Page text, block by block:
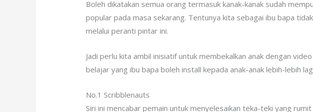
Boleh dikatakan semua orang termasuk kanak-kanak sudah
popular pada masa sekarang. Tentunya kita sebagai ibu bapa
melalui peranti pintar ini.
Jadi perlu kita ambil inisiatif untuk membekalkan anak dengan
belajar yang ibu bapa boleh install kepada anak-anak lebih-lebih
No.1 Scribblenauts
Siri ini mencabar pemain untuk menyelesaikan teka-teki yang